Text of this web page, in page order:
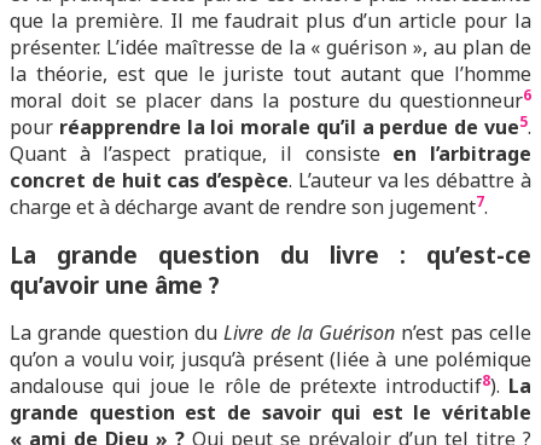
que la première. Il me faudrait plus d’un article pour la
présenter. L’idée maîtresse de la « guérison », au plan de
la théorie, est que le juriste tout autant que l’homme
moral doit se placer dans la posture du questionneur6
pour réapprendre la loi morale qu’il a perdue de vue5.
Quant à l’aspect pratique, il consiste en l’arbitrage
concret de huit cas d’espèce. L’auteur va les débattre à
charge et à décharge avant de rendre son jugement7.
La grande question du livre : qu’est-ce
qu’avoir une âme ?
La grande question duLivre de la Guérison n’est pas celle
qu’on a voulu voir, jusqu’à présent (liée à une polémique
andalouse qui joue le rôle de prétexte introductif8). La
grande question est de savoir qui est le véritable
« ami de Dieu » ?Qui peut se prévaloir d’un tel titre ?